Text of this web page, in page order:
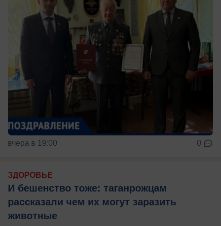
вчера в 19:00 0
ЗДОРОВЬЕ
И бешенство тоже: таганрожцам
рассказали чем их могут заразить
животные